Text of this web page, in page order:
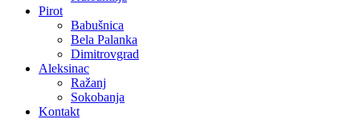
Pirot
Babušnica
Bela Palanka
Dimitrovgrad
Aleksinac
Ražanj
Sokobanja
Kontakt